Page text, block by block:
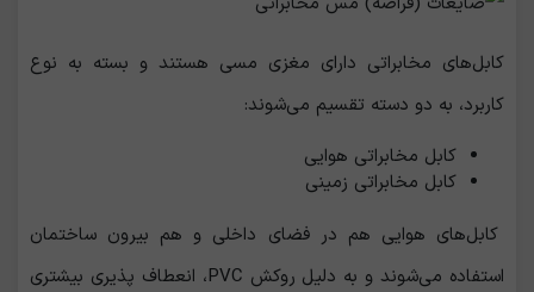
کابل‌های مخابراتی دارای مغزی مسی هستند و بسته به نوع
کاربرد، به دو دسته تقسیم می‌شوند:
کابل مخابراتی هوایی
کابل مخابراتی زمینی
کابل‌های هوایی هم در فضای داخلی و هم بیرون ساختمان
استفاده می‌شوند و به دلیل روکش PVC، انعطاف ‌پذیری بیشتری